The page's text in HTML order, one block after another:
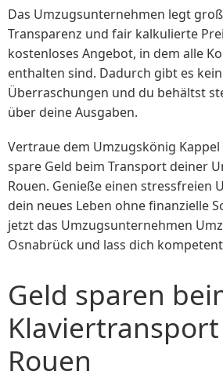
Das Umzugsunternehmen legt
Transparenz und fair kalkulierte
kostenloses Angebot, in dem alle
enthalten sind. Dadurch gibt es
Überraschungen und du behältst
über deine Ausgaben.
Vertraue dem Umzugskönig
spare Geld beim Transport deiner
Rouen. Genieße einen stressfreien
dein neues Leben ohne finanzielle
jetzt das Umzugsunternehmen
Osnabrück und lass dich
Geld sparen
Rouen